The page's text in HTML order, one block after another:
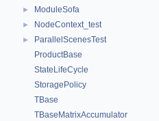
► ModuleSofa
► NodeContext_test
►
ParallelScenesTest
ProductBase
StateLifeCycle
StoragePolicy
TBase
TBaseMatrixAccumulator